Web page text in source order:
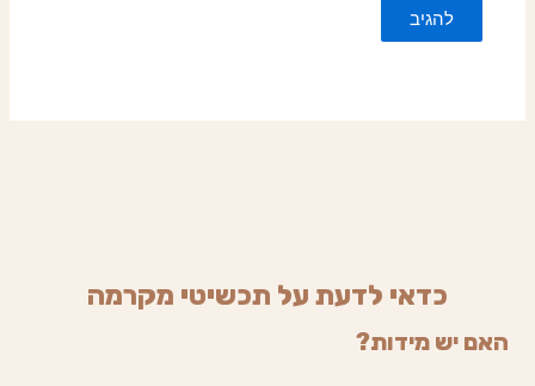
כדאי לדעת על תכשיטי מקרמה
האם יש מידות?